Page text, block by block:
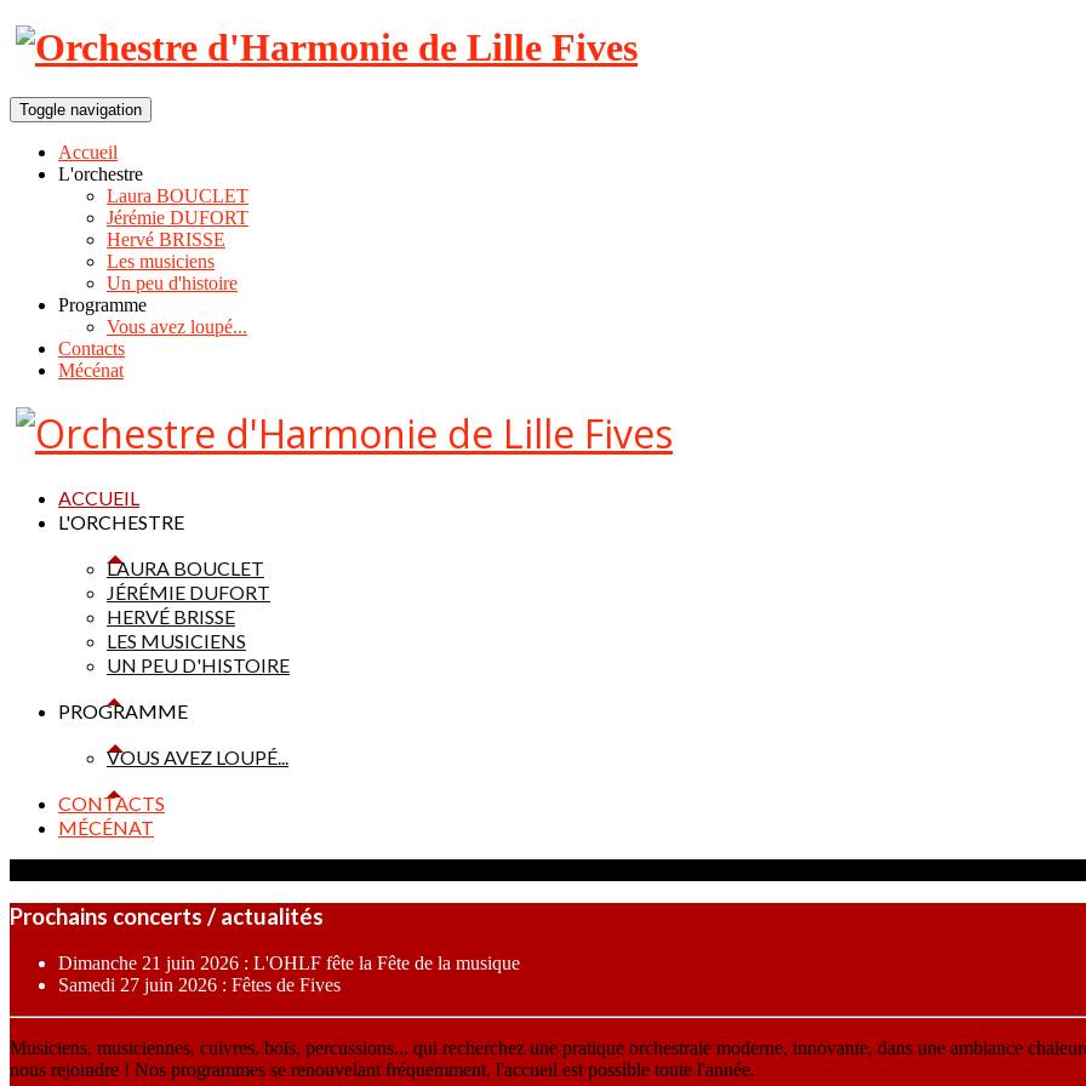
Toggle navigation
Accueil
L'orchestre
Laura BOUCLET
Jérémie DUFORT
Hervé BRISSE
Les musiciens
Un peu d'histoire
Programme
Vous avez loupé...
Contacts
Mécénat
ACCUEIL
L'ORCHESTRE
LAURA BOUCLET
JÉRÉMIE DUFORT
HERVÉ BRISSE
LES MUSICIENS
UN PEU D'HISTOIRE
PROGRAMME
VOUS AVEZ LOUPÉ...
CONTACTS
MÉCÉNAT
Prochains concerts / actualités
Dimanche 21 juin 2026 : L'OHLF fête la Fête de la musique
Samedi 27 juin 2026 : Fêtes de Fives
Musiciens, musiciennes, cuivres, bois, percussions... qui recherchez une pratique orchestrale moderne, innovante, dans une ambiance
nous rejoindre ! Nos programmes se renouvelant fréquemment, l'accueil est possible toute l'année.